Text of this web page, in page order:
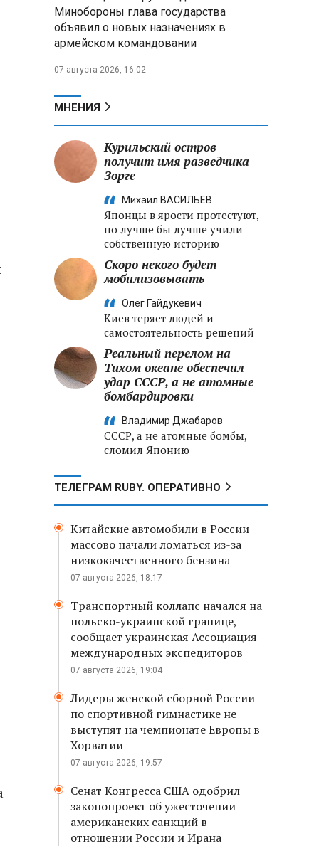
уничтожил эшелон с техникой
ВСУ в Днепропетровской
области
Главы правительств ЕАЭС
e‑торговле, биржевому рынку и
Александр Лукашенко:
Хотите «собирать сливки» в
городах — отвечайте и за
Минобороны глава государства
объявил о новых назначениях в
армейском командовании
07 августа 2026, 16:02
МНЕНИЯ
Курильский остров
получит имя разведчика
Зорге
Михаил ВАСИЛЬЕВ
Японцы в ярости протестуют,
но лучше бы лучше учили
собственную историю
Скоро некого будет
мобилизовывать
Олег Гайдукевич
Киев теряет людей и
самостоятельность решений
Реальный перелом на
Тихом океане обеспечил
удар СССР, а не атомные
бомбардировки
Владимир Джабаров
СССР, а не атомные бомбы,
сломил Японию
ТЕЛЕГРАМ RUBY. ОПЕРАТИВНО
Китайские автомобили в России
массово начали ломаться из-за
низкокачественного бензина
07 августа 2026, 18:17
Транспортный коллапс начался на
польско-украинской границе,
сообщает украинская Ассоциация
международных экспедиторов
07 августа 2026, 19:04
Лидеры женской сборной России
по спортивной гимнастике не
выступят на чемпионате Европы в
Хорватии
07 августа 2026, 19:57
Сенат Конгресса США одобрил
законопроект об ужесточении
американских санкций в
отношении России и Ирана